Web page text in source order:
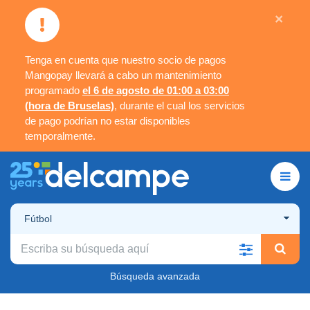
Tenga en cuenta que nuestro socio de pagos
Mangopay llevará a cabo un mantenimiento
programado el 6 de agosto de 01:00 a 03:00
(hora de Bruselas), durante el cual los servicios
de pago podrían no estar disponibles
temporalmente.
×
Fútbol
Búsqueda avanzada